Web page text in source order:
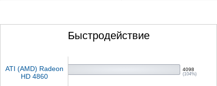
Быстродействие
ATI (AMD) Radeon
HD 4860
4098
(104%)